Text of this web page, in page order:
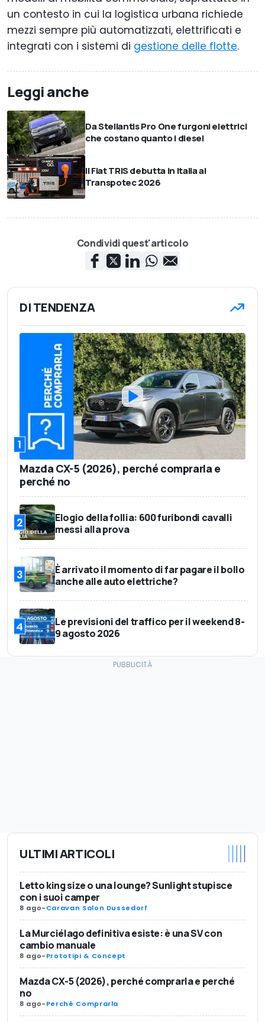
un contesto in cui la logistica urbana richiede
mezzi sempre più automatizzati, elettrificati e
integrati con i sistemi di gestione delle flotte.
Leggi anche
Da Stellantis Pro One furgoni elettrici
che costano quanto i diesel
Il Fiat TRIS debutta in Italia al
Transpotec 2026
Condividi quest'articolo
DI TENDENZA
1
Mazda CX-5 (2026), perché comprarla e
perché no
2
Elogio della follia: 600 furibondi cavalli
messi alla prova
3
È arrivato il momento di far pagare il bollo
anche alle auto elettriche?
4
Le previsioni del traffico per il weekend 8-
9 agosto 2026
ULTIMI ARTICOLI
Letto king size o una lounge? Sunlight stupisce
con i suoi camper
8 ago-Caravan Salon Dussedorf
La Murciélago definitiva esiste: è una SV con
cambio manuale
8 ago-Prototipi & Concept
Mazda CX-5 (2026), perché comprarla e perché
no
8 ago-Perché Comprarla